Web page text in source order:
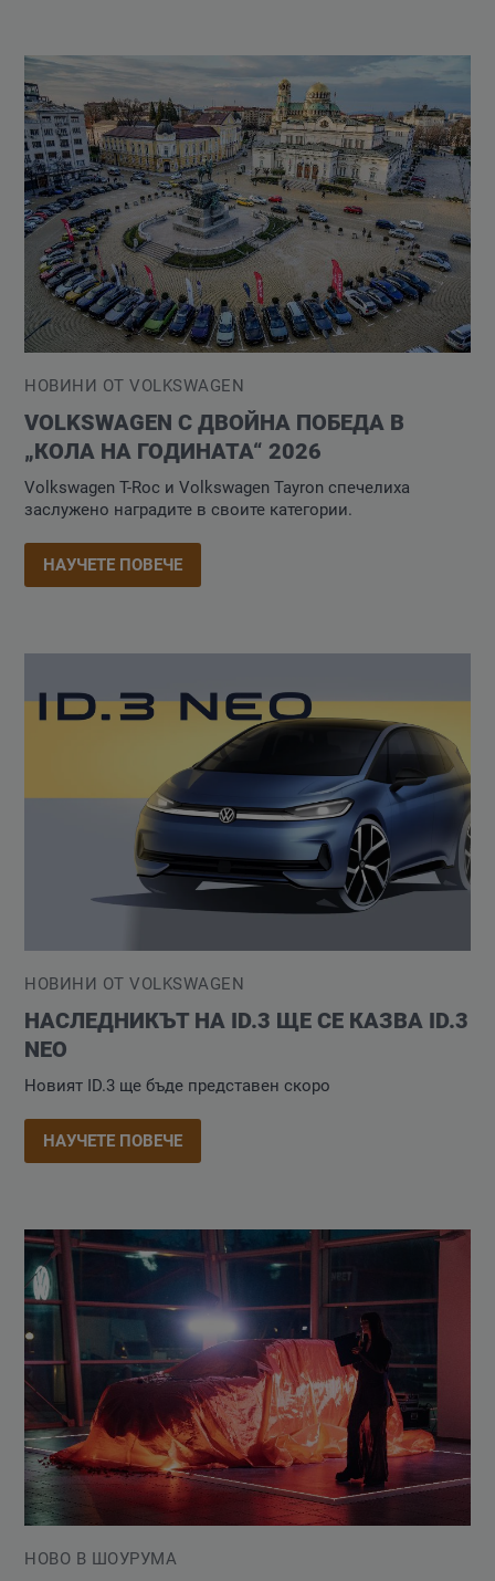
НОВИНИ ОТ VOLKSWAGEN
VOLKSWAGEN С ДВОЙНА ПОБЕДА В
„КОЛА НА ГОДИНАТА“ 2026
Volkswagen T-Roc и Volkswagen Tayron спечелиха
заслужено наградите в своите категории.
НАУЧЕТЕ ПОВЕЧЕ
НОВИНИ ОТ VOLKSWAGEN
НАСЛЕДНИКЪТ НА ID.3 ЩЕ СЕ КАЗВА ID.3
NEO
Новият ID.3 ще бъде представен скоро
НАУЧЕТЕ ПОВЕЧЕ
НОВО В ШОУРУМА